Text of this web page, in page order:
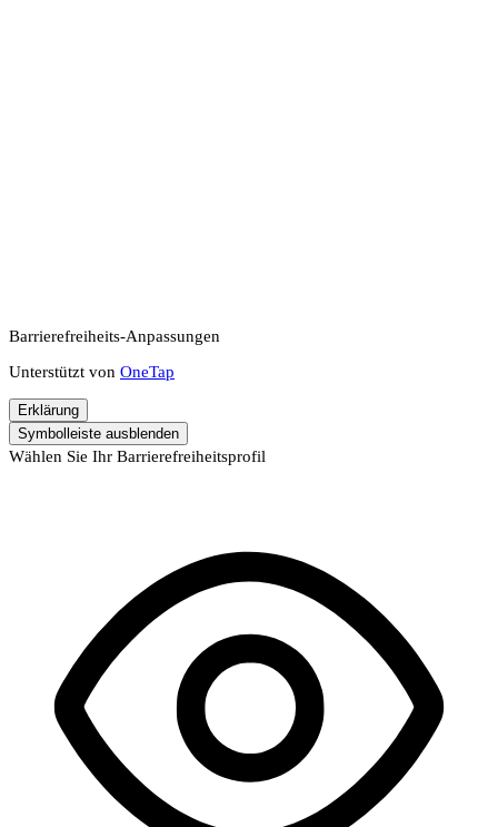
Barrierefreiheits-Anpassungen
Unterstützt von OneTap
Erklärung
Symbolleiste ausblenden
Wählen Sie Ihr Barrierefreiheitsprofil